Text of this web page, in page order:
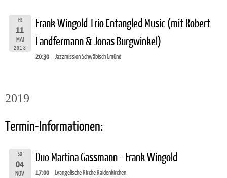
FR
11
MAI
2018
Frank Wingold Trio Entangled Music (mit Robert
Landfermann & Jonas Burgwinkel)
20:30 Jazzmission Schwäbisch Gmünd
2019
Termin-Informationen:
SO
04
NOV
Duo Martina Gassmann - Frank Wingold
17:00 Evangelische Kirche Kaldenkirchen